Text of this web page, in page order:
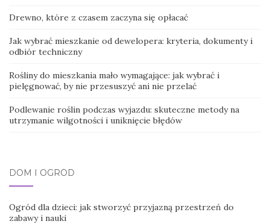
Drewno, które z czasem zaczyna się opłacać
Jak wybrać mieszkanie od dewelopera: kryteria, dokumenty i
odbiór techniczny
Rośliny do mieszkania mało wymagające: jak wybrać i
pielęgnować, by nie przesuszyć ani nie przelać
Podlewanie roślin podczas wyjazdu: skuteczne metody na
utrzymanie wilgotności i uniknięcie błędów
DOM I OGRÓD
Ogród dla dzieci: jak stworzyć przyjazną przestrzeń do
zabawy i nauki